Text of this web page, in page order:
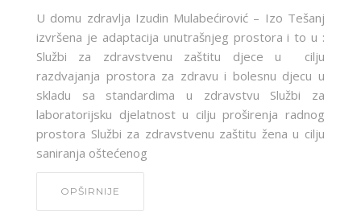
U domu zdravlja Izudin Mulabećirović – Izo Tešanj
izvršena je adaptacija unutrašnjeg prostora i to u :
Službi za zdravstvenu zaštitu djece u cilju
razdvajanja prostora za zdravu i bolesnu djecu u
skladu sa standardima u zdravstvu Službi za
laboratorijsku djelatnost u cilju proširenja radnog
prostora Službi za zdravstvenu zaštitu žena u cilju
saniranja oštećenog
OPŠIRNIJE